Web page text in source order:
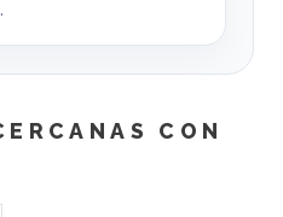
CON